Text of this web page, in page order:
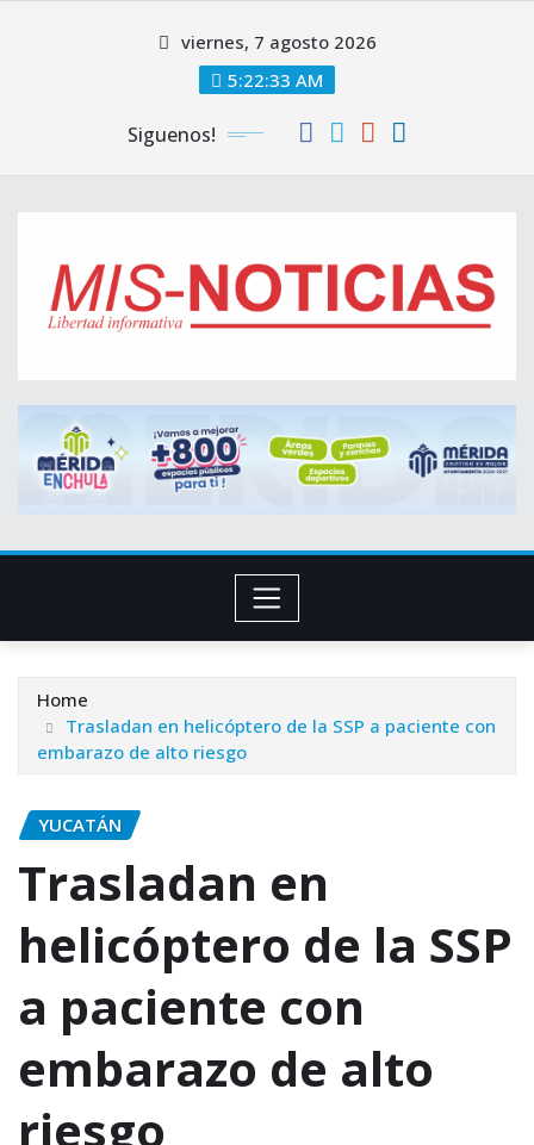
viernes, 7 agosto 2026
5:22:33 AM
Siguenos!
Home
Trasladan en helicóptero de la SSP a paciente con
embarazo de alto riesgo
YUCATÁN
Trasladan en
helicóptero de la SSP
a paciente con
embarazo de alto
riesgo